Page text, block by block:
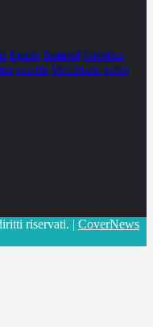
Epatiti featured Genetica
vaccini Veterinaria video
riservati. | CoverNews